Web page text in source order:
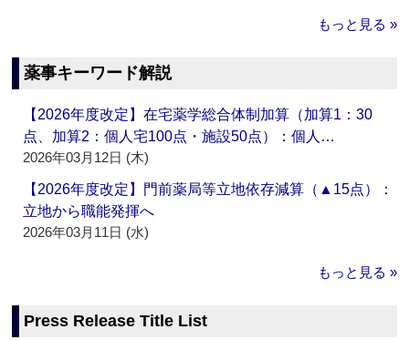
もっと見る »
薬事キーワード解説
【2026年度改定】在宅薬学総合体制加算（加算1：30
点、加算2：個人宅100点・施設50点）：個人…
2026年03月12日 (木)
【2026年度改定】門前薬局等立地依存減算（▲15点）：
立地から職能発揮へ
2026年03月11日 (水)
もっと見る »
Press Release Title List